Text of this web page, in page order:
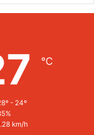
℃
- 24º
km/h